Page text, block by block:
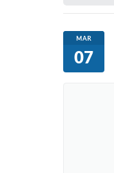
MAR
07